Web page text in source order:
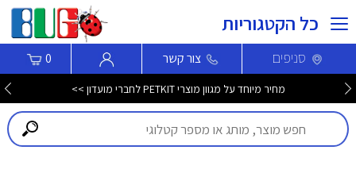
כל הקטגוריות
סניפים צור קשר 0
מחיר מיוחד על מגוון מוצרי PETKIT לחברי מועדון >>